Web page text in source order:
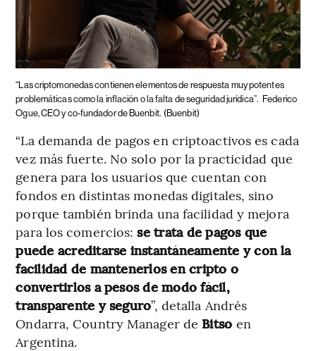
“Las criptomonedas contienen elementos de respuesta muy potentes
problemáticas como la inflación o la falta de seguridad jurídica”. Federico
Ogue, CEO y co-fundador de Buenbit. (Buenbit)
“La demanda de pagos en criptoactivos es cada
vez más fuerte. No solo por la practicidad que
genera para los usuarios que cuentan con
fondos en distintas monedas digitales, sino
porque también brinda una facilidad y mejora
para los comercios:se trata de pagos que
puede acreditarse instantáneamente y con la
facilidad de mantenerlos en cripto o
convertirlos a pesos de modo fácil,
transparente y seguro”, detalla Andrés
Ondarra, Country Manager de Bitso en
Argentina.